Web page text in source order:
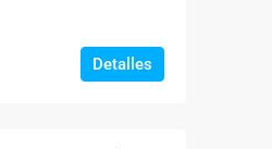
Detalles